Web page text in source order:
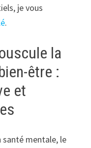
je vous
.
la
être :
et
mentale, le